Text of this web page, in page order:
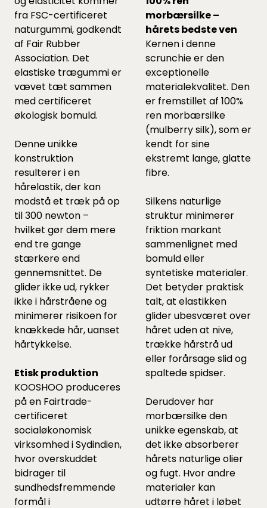
fra FSC-certificeret
naturgummi, godkendt
af Fair Rubber
Association. Det
elastiske trægummi er
vævet tæt sammen
med certificeret
økologisk bomuld.
Denne unikke
konstruktion
resulterer i en
hårelastik, der kan
modstå et træk på op
til 300 newton –
hvilket gør dem mere
end tre gange
stærkere end
gennemsnittet. De
glider ikke ud, rykker
ikke i hårstråene og
minimerer risikoen for
knækkede hår, uanset
hårtykkelse.
Etisk produktion
KOOSHOO produceres
på en Fairtrade-
certificeret
socialøkonomisk
virksomhed i Sydindien,
hvor overskuddet
bidrager til
sundhedsfremmende
formål i
morbærsilke –
hårets bedste ven
Kernen i denne
scrunchie er den
exceptionelle
materialekvalitet. Den
er fremstillet af 100%
ren morbærsilke
(mulberry silk), som er
kendt for sine
ekstremt lange, glatte
fibre.
Silkens naturlige
struktur minimerer
friktion markant
sammenlignet med
bomuld eller
syntetiske materialer.
Det betyder praktisk
talt, at elastikken
glider ubesværet over
håret uden at nive,
trække hårstrå ud
eller forårsage slid og
spaltede spidser.
Derudover har
morbærsilke den
unikke egenskab, at
det ikke absorberer
hårets naturlige olier
og fugt. Hvor andre
materialer kan
udtørre håret i løbet